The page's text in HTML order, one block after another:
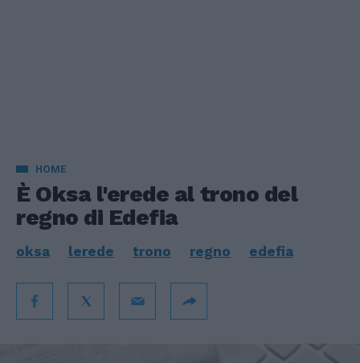
HOME
È Oksa l'erede al trono del
regno di Edefia
oksa lerede trono regno edefia